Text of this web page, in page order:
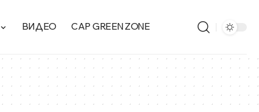
ВИДЕО CAP GREEN ZONE